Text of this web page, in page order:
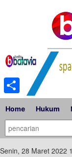
Home Hukum
Senin, 28 Maret 2022
Share